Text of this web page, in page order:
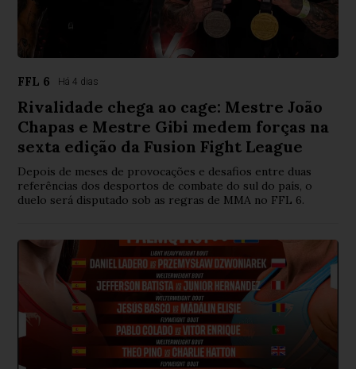
FFL 6 Há 4 dias
Rivalidade chega ao cage: Mestre João
Chapas e Mestre Gibi medem forças na
sexta edição da Fusion Fight League
Depois de meses de provocações e desafios entre duas
referências dos desportos de combate do sul do país, o
duelo será disputado sob as regras de MMA no FFL 6.